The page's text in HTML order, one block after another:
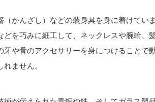
（かんざし）などの装身具を身に着けてい
どを巧みに細工して、ネックレスや腕輪、
牙や骨のアクセサリーを身につけることで
ません。